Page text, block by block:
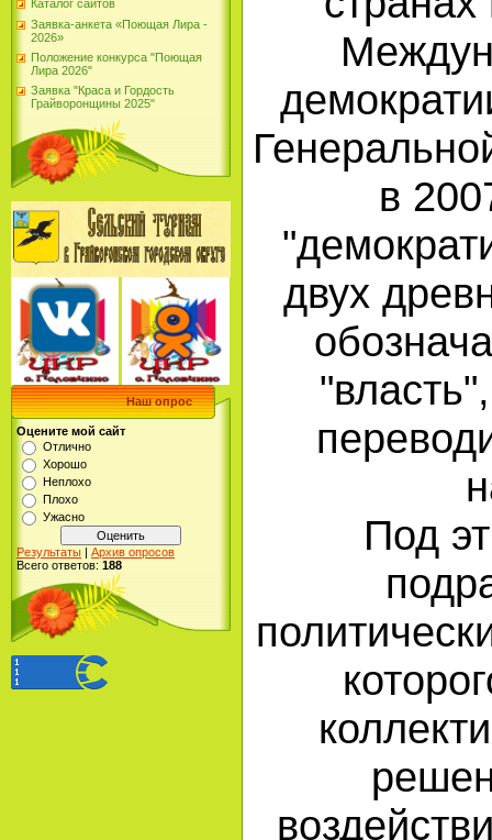
Каталог сайтов
Заявка-анкета «Поющая Лира -
2026»
Положение конкурса "Поющая
Лира 2026"
Заявка "Краса и Гордость
Грайворонщины 2025"
Наш опрос
Оцените мой сайт
Отлично
Хорошо
Неплохо
Плохо
Ужасно
Результаты | Архив опросов
Всего ответов: 188
в
двух
Под